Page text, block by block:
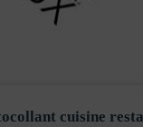
cuisine